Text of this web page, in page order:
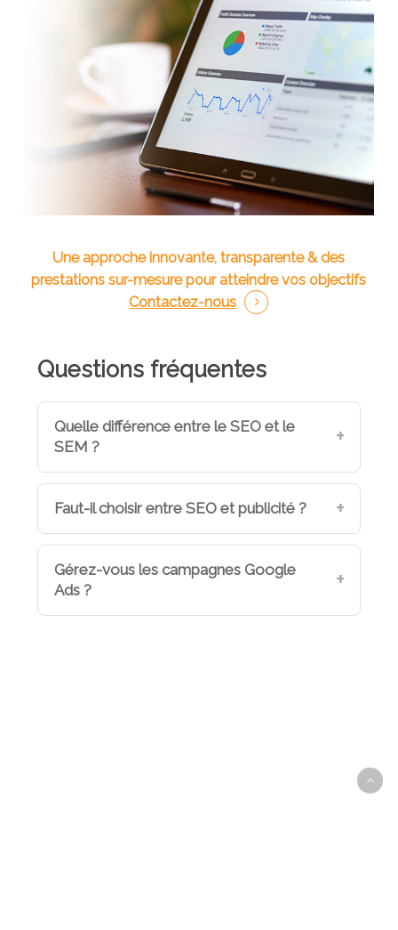
Une approche innovante, transparente & des
prestations sur-mesure pour atteindre vos objectifs
Contactez-nous
Questions fréquentes
Quelle différence entre le SEO et le
SEM ?
Faut-il choisir entre SEO et publicité ?
Gérez-vous les campagnes Google
Ads ?